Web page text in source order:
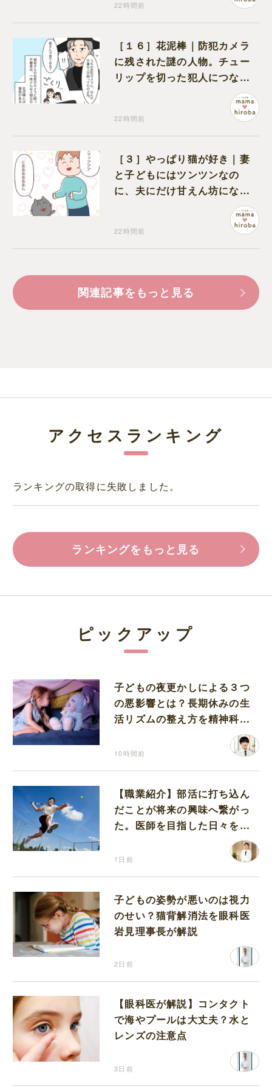
22時間前
［１６］花泥棒｜防犯カメラ
に残された謎の人物。チュー
リップを切った犯人につなが
る証拠になるのか期待する
22時間前
［３］やっぱり猫が好き｜妻
と子どもにはツンツンなの
に、夫にだけ甘えん坊になる
22時間前
関連記事をもっと見る
アクセスランキング
ランキングの取得に失敗しました。
ランキングをもっと見る
ピックアップ
子どもの夜更かしによる３つ
の悪影響とは？長期休みの生
活リズムの整え方を精神科医
10時間前
【職業紹介】部活に打ち込ん
だことが将来の興味へ繋がっ
た。医師を目指した日々を振
1日前
子どもの姿勢が悪いのは視力
のせい？猫背解消法を眼科医
岩見理事長が解説
2日前
【眼科医が解説】コンタクト
で海やプールは大丈夫？水と
レンズの注意点
3日前